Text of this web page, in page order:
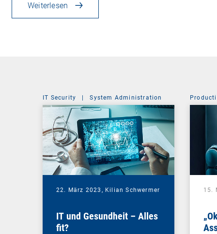
Weiterlesen
IT Security | System Administration
22. März 2023, Kilian Schwermer
IT und Gesundheit – Alles
fit?
15.